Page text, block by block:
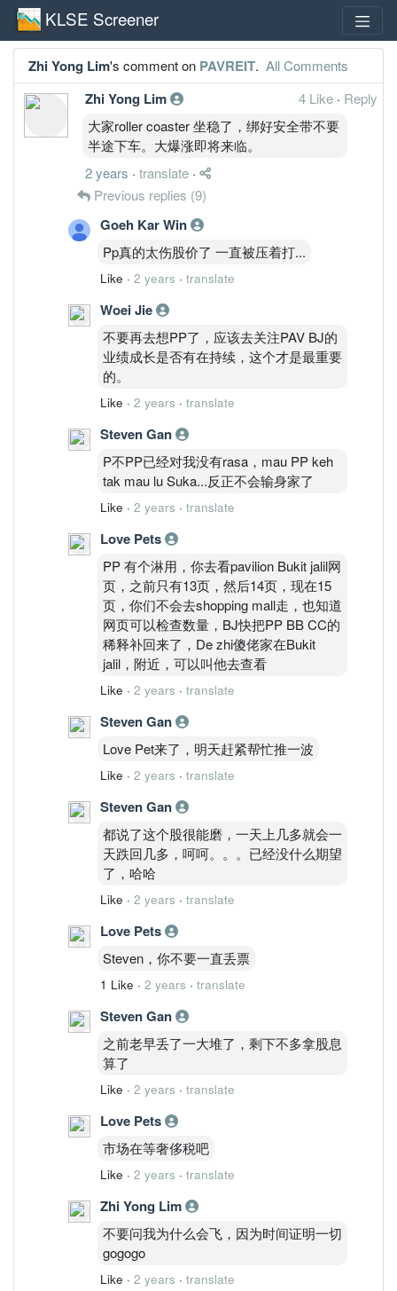
KLSE Screener
Zhi Yong Lim's comment on PAVREIT. All Comments
Zhi Yong Lim 4 Like · Reply
大家roller coaster 坐稳了，绑好安全带不要
半途下车。大爆涨即将来临。
2 years · translate ·
Previous replies (9)
Goeh Kar Win
Pp真的太伤股价了 一直被压着打...
Like · 2 years · translate
Woei Jie
不要再去想PP了，应该去关注PAV BJ的
业绩成长是否有在持续，这个才是最重要
的。
Like · 2 years · translate
Steven Gan
P不PP已经对我没有rasa，mau PP keh
tak mau lu Suka...反正不会输身家了
Like · 2 years · translate
Love Pets
PP 有个淋用，你去看pavilion Bukit jalil网
页，之前只有13页，然后14页，现在15
页，你们不会去shopping mall走，也知道
网页可以检查数量，BJ快把PP BB CC的
稀释补回来了，De zhi傻佬家在Bukit
jalil，附近，可以叫他去查看
Like · 2 years · translate
Steven Gan
Love Pet来了，明天赶紧帮忙推一波
Like · 2 years · translate
Steven Gan
都说了这个股很能磨，一天上几多就会一
天跌回几多，呵呵。。。已经没什么期望
了，哈哈
Like · 2 years · translate
Love Pets
Steven，你不要一直丢票
1 Like · 2 years · translate
Steven Gan
之前老早丢了一大堆了，剩下不多拿股息
算了
Like · 2 years · translate
Love Pets
市场在等奢侈税吧
Like · 2 years · translate
Zhi Yong Lim
不要问我为什么会飞，因为时间证明一切
gogogo
Like · 2 years · translate